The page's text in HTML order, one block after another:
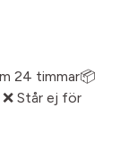
24 timmar📦
Står ej för